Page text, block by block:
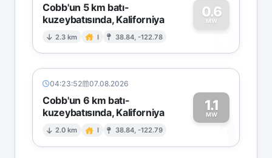
Cobb'un 5 km batı-
kuzeybatısında, Kaliforniya
2.3 km I 38.84, -122.78
0.6
MW
0
04:23:52 07.08.2026
Cobb'un 6 km batı-
kuzeybatısında, Kaliforniya
2.0 km I 38.84, -122.79
1.1
MW1